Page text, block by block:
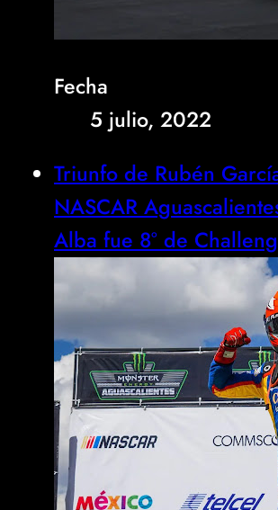
Fecha
5 julio, 2022
Triunfo de Rubén
NASCAR
Alba fue 8° de